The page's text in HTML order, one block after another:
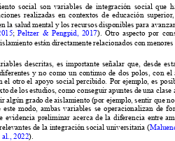
social son variables de integración social que
     
la salud mental y los recursos disponibles para
;       
están directamente relacionados con menores
descritas, es importante señalar que, desde
y no como un continuo de dos polos, con
       

algún grado de aislamiento (por ejemplo, sentir que
      
      
de la integración social universitaria (
al., 2022).